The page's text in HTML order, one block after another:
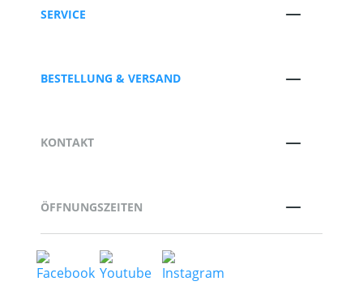
SERVICE
BESTELLUNG & VERSAND
KONTAKT
ÖFFNUNGSZEITEN